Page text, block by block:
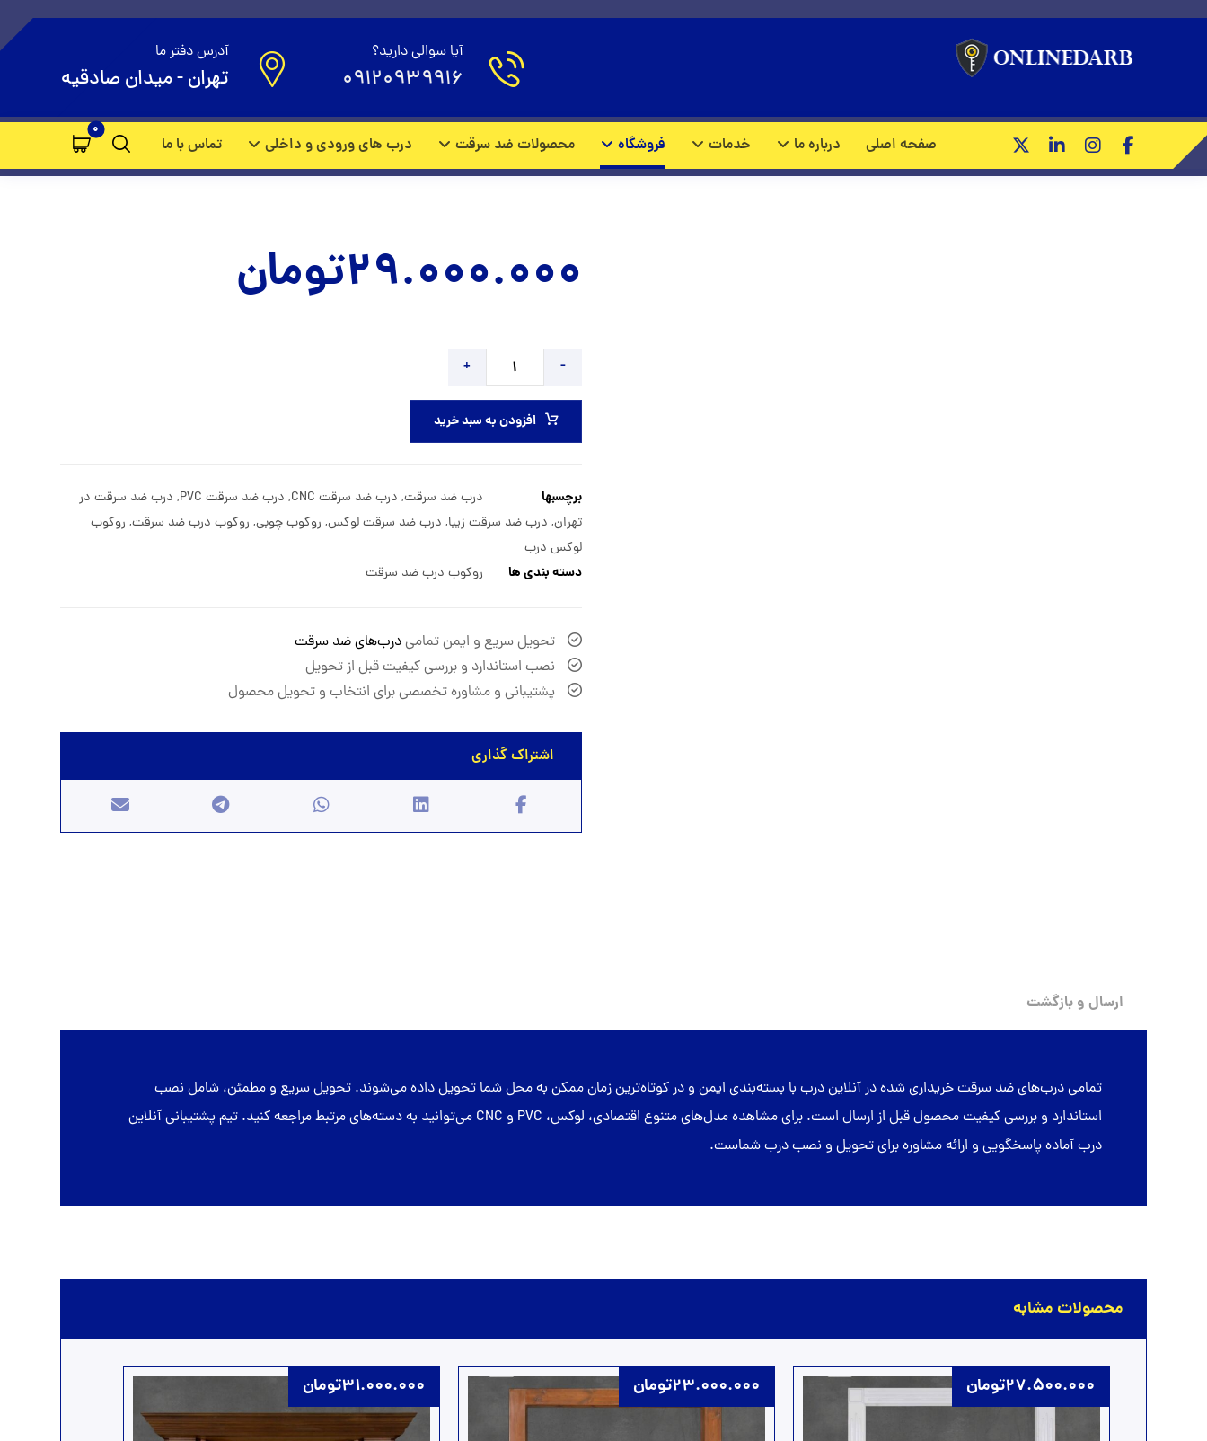
آدرس دفتر ما
تهران - میدان صادقیه
آیا سوالی دارید؟
09120939916
صفحه اصلی درباره ما خدمات فروشگاه محصولات ضد سرقت درب های ورودی و داخلی تماس با ما
روکوب درب ضد سرقت مدل M2014
29.000.000تومان
-
+
افزودن به سبد خرید
برچسبها درب ضد سرقت, درب ضد سرقت CNC , درب ضد سرقت PVC , درب ضد سرقت در
تهران, درب ضد سرقت زیبا, درب ضد سرقت لوکس, روکوب چوبی, روکوب درب ضد سرقت, روکوب
لوکس درب
دسته بندی ها
روکوب درب ضد سرقت
تحویل سریع و ایمن تمامیدرب‌های ضد سرقت
نصب استاندارد و بررسی کیفیت قبل از تحویل
پشتیبانی و مشاوره تخصصی برای انتخاب و تحویل محصول
ارسال و بازگشت
تمامیدرب‌های ضد سرقتخریداری شده درآنلاین درب با بسته‌بندی ایمن و در کوتاه‌ترین زمان ممکن به محل شما تحویل داده می‌شوند. تحویل سریع و مطمئن، شامل نصب
استاندارد و بررسی کیفیت محصول قبل از ارسال است. برای مشاهده مدل‌های متنوع اقتصادی، لوکس، PVC و CNC می‌توانید به دسته‌های مرتبط مراجعه کنید. تیم پشتیبانی آنلاین
درب آماده پاسخگویی و ارائه مشاوره برای تحویل و نصب درب شماست.
محصولات مشابه
27.500.000تومان 23.000.000تومان 31.000.000تومان